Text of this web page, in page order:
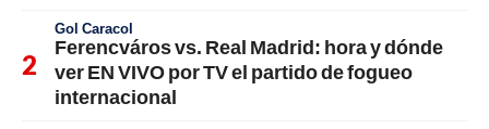
Gol Caracol
Ferencváros vs. Real Madrid: hora y dónde
ver EN VIVO por TV el partido de fogueo
internacional